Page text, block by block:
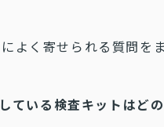
よく寄せられる質問を
ている検査キットはど